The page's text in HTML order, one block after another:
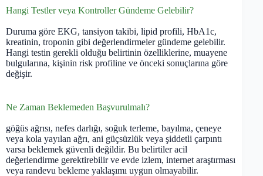
Hangi Testler veya Kontroller Gündeme Gelebilir?
Duruma göre EKG, tansiyon takibi, lipid profili, HbA1c,
kreatinin, troponin gibi değerlendirmeler gündeme gelebilir.
Hangi testin gerekli olduğu belirtinin özelliklerine, muayene
bulgularına, kişinin risk profiline ve önceki sonuçlarına göre
değişir.
Ne Zaman Beklemeden Başvurulmalı?
göğüs ağrısı, nefes darlığı, soğuk terleme, bayılma, çeneye
veya kola yayılan ağrı, ani güçsüzlük veya şiddetli çarpıntı
varsa beklemek güvenli değildir. Bu belirtiler acil
değerlendirme gerektirebilir ve evde izlem, internet araştırması
veya randevu bekleme yaklaşımı uygun olmayabilir.